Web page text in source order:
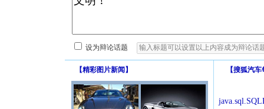
设为辩论话题
【精彩图片新闻 】 【搜狐汽车